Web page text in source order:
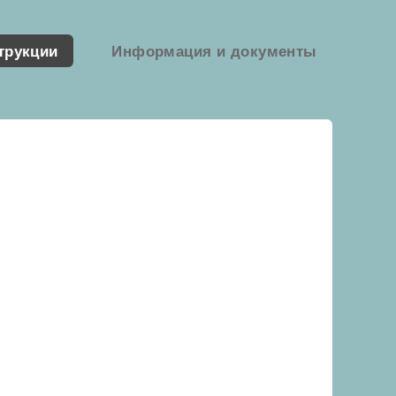
Информация и документы